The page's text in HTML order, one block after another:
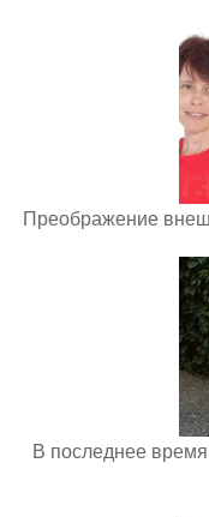
Преображение
В последнее